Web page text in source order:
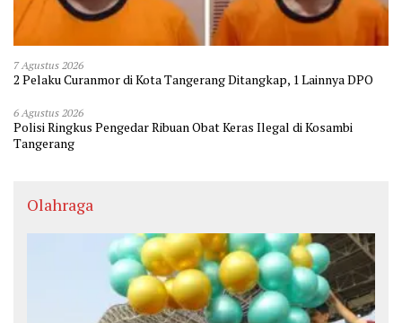
7 Agustus 2026
2 Pelaku Curanmor di Kota Tangerang Ditangkap, 1 Lainnya DPO
6 Agustus 2026
Polisi Ringkus Pengedar Ribuan Obat Keras Ilegal di Kosambi
Tangerang
Olahraga